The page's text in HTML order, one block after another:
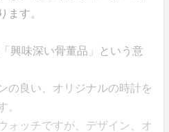
ます。
興味深い骨董品」という意
の良い、オリジナルの時計を
。
ォッチですが、デザイン、オ